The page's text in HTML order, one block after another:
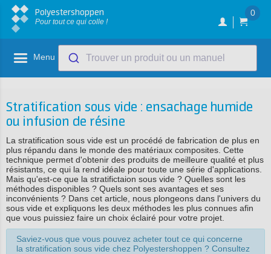
Polyestershoppen
Pour tout ce qui colle !
0
Menu Trouver un produit ou un manuel
Stratification sous vide : ensachage humide
ou infusion de résine
La stratification sous vide est un procédé de fabrication de plus en
plus répandu dans le monde des matériaux composites. Cette
technique permet d'obtenir des produits de meilleure qualité et plus
résistants, ce qui la rend idéale pour toute une série d'applications.
Mais qu'est-ce que la stratifictaion sous vide ? Quelles sont les
méthodes disponibles ? Quels sont ses avantages et ses
inconvénients ? Dans cet article, nous plongeons dans l'univers du
sous vide et expliquons les deux méthodes les plus connues afin
que vous puissiez faire un choix éclairé pour votre projet.
Saviez-vous que vous pouvez acheter tout ce qui concerne
la stratification sous vide chez Polyestershoppen ? Consultez